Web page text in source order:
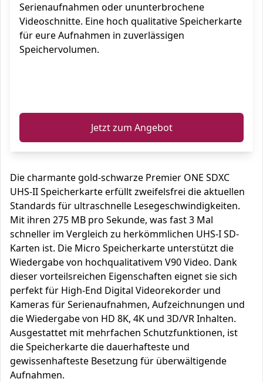
Serienaufnahmen oder ununterbrochene
Videoschnitte. Eine hoch qualitative Speicherkarte
für eure Aufnahmen in zuverlässigen
Speichervolumen.
Jetzt zum Angebot
Die charmante gold-schwarze Premier ONE SDXC
UHS-II Speicherkarte erfüllt zweifelsfrei die aktuellen
Standards für ultraschnelle Lesegeschwindigkeiten.
Mit ihren 275 MB pro Sekunde, was fast 3 Mal
schneller im Vergleich zu herkömmlichen UHS-I SD-
Karten ist. Die Micro Speicherkarte unterstützt die
Wiedergabe von hochqualitativem V90 Video. Dank
dieser vorteilsreichen Eigenschaften eignet sie sich
perfekt für High-End Digital Videorekorder und
Kameras für Serienaufnahmen, Aufzeichnungen und
die Wiedergabe von HD 8K, 4K und 3D/VR Inhalten.
Ausgestattet mit mehrfachen Schutzfunktionen, ist
die Speicherkarte die dauerhafteste und
gewissenhafteste Besetzung für überwältigende
Aufnahmen.